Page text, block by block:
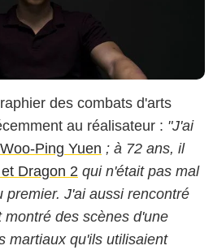
des combats d'arts
au réalisateur : "J'ai
Woo-Ping Yuen ; à 72 ans, il
Dragon 2 qui n'était pas mal
premier. J'ai aussi rencontré
des scènes d'une
martiaux qu'ils utilisaient